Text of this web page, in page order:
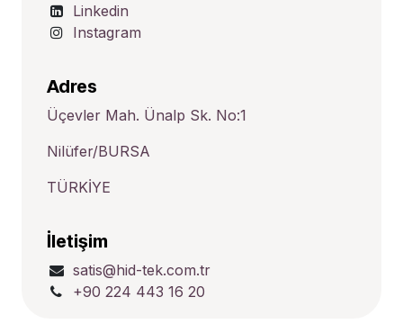
Linkedin
Instagram
Adres
Üçevler Mah. Ünalp Sk. No:1
Nilüfer/BURSA
TÜRKİYE
İletişim
satis@hid-tek.com.tr
+90 224 443 16 20